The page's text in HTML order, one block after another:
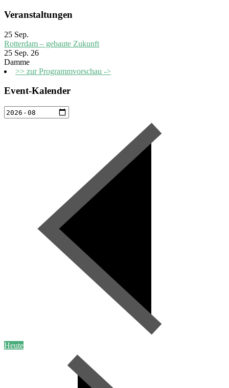
Veranstaltungen
25 Sep.
Rotterdam – gebaute Zukunft
25 Sep. 26
Damme
>> zur Programmvorschau ->
Event-Kalender
Heute